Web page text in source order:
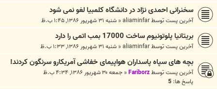
سخنرانی احمدی نژاد در دانشگاه کلمبیا لغو نمی شود
آخرین پست توسطaliaminfar
« شنبه ۳۱ شهریور ۱۳۸۶, ۱:۴۵ ب.ظ
بریتانیا پلوتونیوم ساخت 17000 بمب اتمی را دارد
آخرین پست توسطaliaminfar
« شنبه ۳۱ شهریور ۱۳۸۶, ۱:۳۳ ب.ظ
بچه های سپاه پاسداران هواپیمای خفاشی آمریکارو سرنگون کردند!
آخرین پست توسطFariborz
« جمعه ۳۰ شهریور ۱۳۸۶, ۴:۳۴ ب.ظ
پاسخ ها: 5